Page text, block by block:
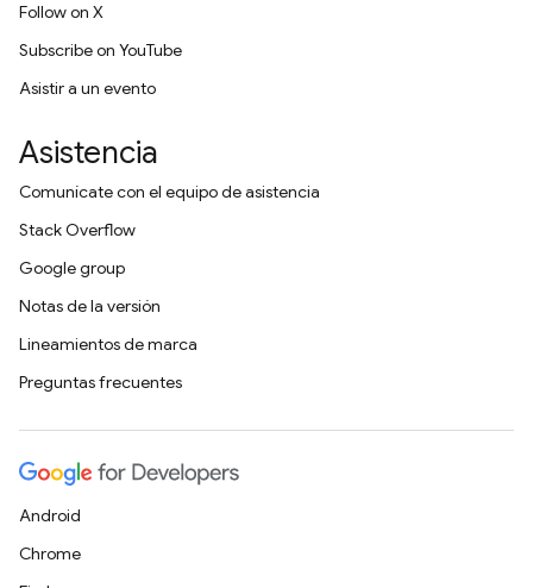
Follow on X
Subscribe on YouTube
Asistir a un evento
Asistencia
Comunícate con el equipo de asistencia
Stack Overflow
Google group
Notas de la versión
Lineamientos de marca
Preguntas frecuentes
Android
Chrome